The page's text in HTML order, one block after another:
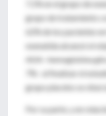
7,1% en el grupo de
grupo de tratamiento
62% de los pacientes
exenatida alcanzó el
ADA –hemoglobina
7%– al finalizar el
grupo placebo se situó
Por su parte, y en